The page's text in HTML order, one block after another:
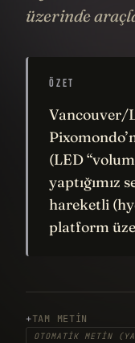
üzerinde
ÖZET
Vancouver/
(LED
yaptığımız
hareketli
platform
TAM METIN
OTOMATIK METIN